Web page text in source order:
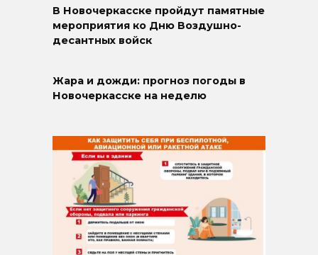
В Новочеркасске пройдут памятные
мероприятия ко Дню Воздушно-
десантных войск
Жара и дожди: прогноз погоды в
Новочеркасске на неделю